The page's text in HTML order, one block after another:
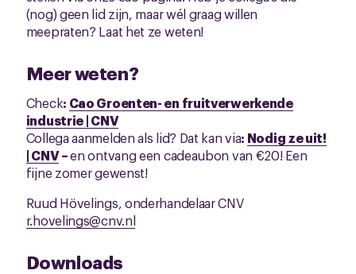
(nog) geen lid zijn, maar wél graag willen
meepraten? Laat het ze weten!
Meer weten?
Check: Cao Groenten- en fruitverwerkende
industrie | CNV
Collega aanmelden als lid? Dat kan via: Nodig ze uit!
| CNV–en ontvang een cadeaubon van €20! Een
fijne zomer gewenst!
Ruud Hövelings, onderhandelaar CNV
r.hovelings@cnv.nl
Downloads